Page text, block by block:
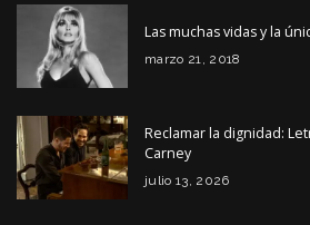
Las muchas vidas y la
marzo 21, 2018
Reclamar la dignidad:
Carney
julio 13, 2026